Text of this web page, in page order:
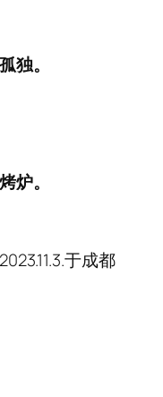
独。
炉。
于成都